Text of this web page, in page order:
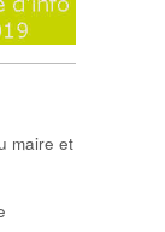
maire et